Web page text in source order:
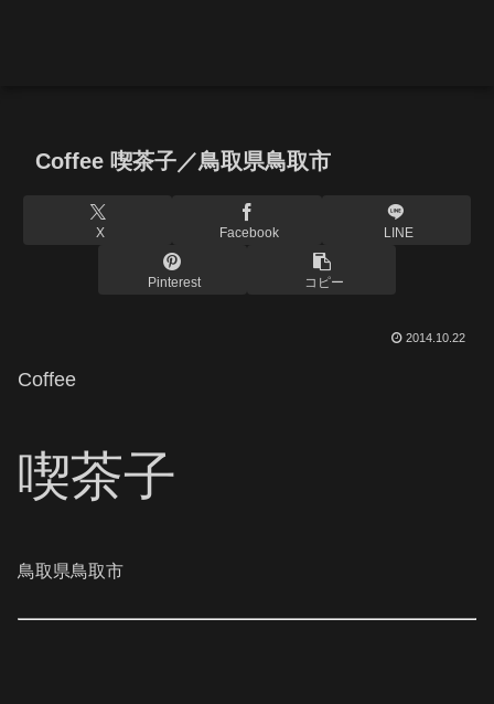
Coffee 喫茶子／鳥取県鳥取市
X Facebook LINE
Pinterest コピー
2014.10.22
Coffee
喫茶子
鳥取県鳥取市